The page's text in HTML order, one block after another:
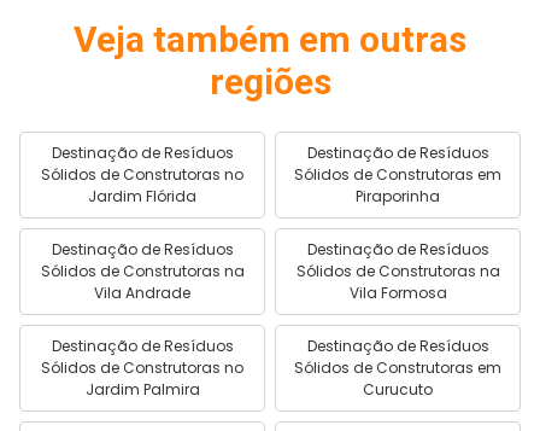
Veja também em outras
regiões
Destinação de Resíduos
Sólidos de Construtoras no
Jardim Flórida
Destinação de Resíduos
Sólidos de Construtoras em
Piraporinha
Destinação de Resíduos
Sólidos de Construtoras na
Vila Andrade
Destinação de Resíduos
Sólidos de Construtoras na
Vila Formosa
Destinação de Resíduos
Sólidos de Construtoras no
Jardim Palmira
Destinação de Resíduos
Sólidos de Construtoras em
Curucuto